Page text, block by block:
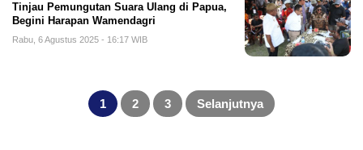
Tinjau Pemungutan Suara Ulang di Papua,
Begini Harapan Wamendagri
Rabu, 6 Agustus 2025 - 16:17 WIB
Paginasi
1 2 3 Selanjutnya